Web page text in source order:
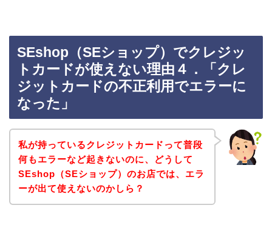
SEshop（SEショップ）でクレジッ
トカードが使えない理由４．「クレ
ジットカードの不正利用でエラーに
なった」
私が持っているクレジットカードって普段
何もエラーなど起きないのに、どうして
SEshop（SEショップ）のお店では、エラ
ーが出て使えないのかしら？